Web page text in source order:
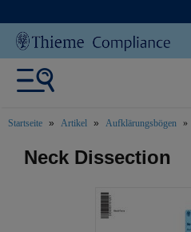
Startseite Artikel Aufklärungsbögen
text.skipToContent
text.skipToNavigation
Neck Dissection